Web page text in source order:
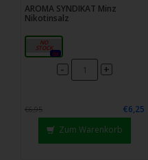
AROMA SYNDIKAT Minz
Nikotinsalz
18mg
0x
- +
€6,95
€6,25
Zum Warenkorb